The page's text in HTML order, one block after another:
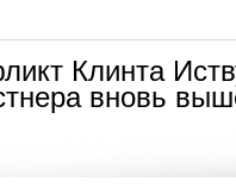
Клинта
вновь